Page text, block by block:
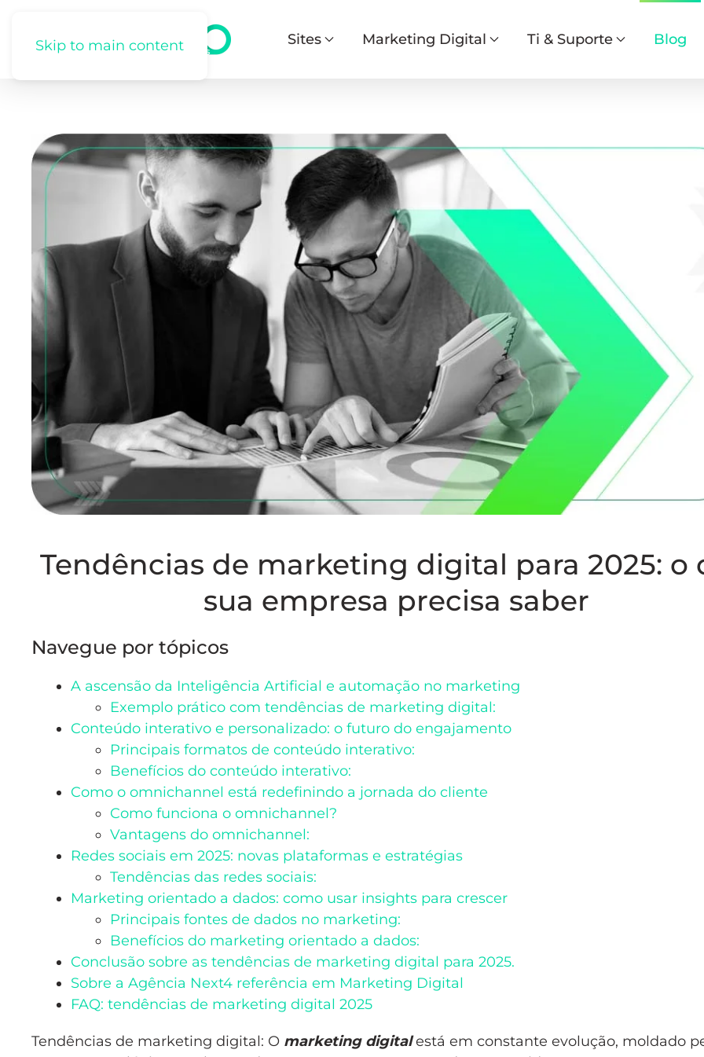
Skip to main content Sites Marketing Digital Ti & Suporte Blog
Tendências de marketing digital para 2025: o
sua empresa precisa saber
Navegue por tópicos
A ascensão da Inteligência Artificial e automação no marketing
Exemplo prático com tendências de marketing digital:
Conteúdo interativo e personalizado: o futuro do engajamento
Principais formatos de conteúdo interativo:
Benefícios do conteúdo interativo:
Como o omnichannel está redefinindo a jornada do cliente
Como funciona o omnichannel?
Vantagens do omnichannel:
Redes sociais em 2025: novas plataformas e estratégias
Tendências das redes sociais:
Marketing orientado a dados: como usar insights para crescer
Principais fontes de dados no marketing:
Benefícios do marketing orientado a dados:
Conclusão sobre as tendências de marketing digital para 2025.
Sobre a Agência Next4 referência em Marketing Digital
FAQ: tendências de marketing digital 2025
Tendências de marketing digital: O marketing digitalestá em constante evolução, moldado